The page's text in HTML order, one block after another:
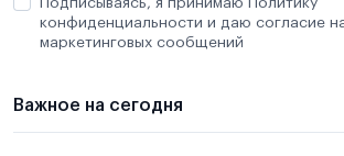
конфиденциальности и даю согласие
маркетинговых сообщений
Важное на сегодня